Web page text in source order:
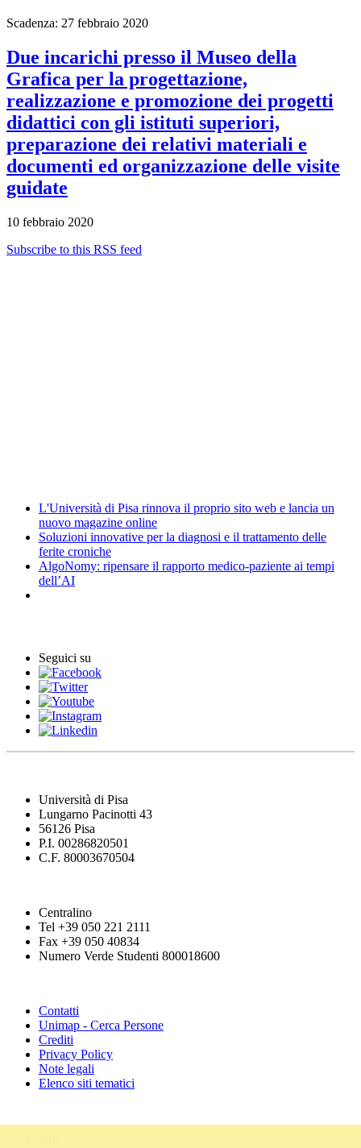
Scadenza: 27 febbraio 2020
Due incarichi presso il Museo della
Grafica per la progettazione,
realizzazione e promozione dei progetti
didattici con gli istituti superiori,
preparazione dei relativi materiali e
documenti ed organizzazione delle visite
guidate
10 febbraio 2020
Subscribe to this RSS feed
L'Università di Pisa rinnova il proprio sito web e lancia un
nuovo magazine online
Soluzioni innovative per la diagnosi e il trattamento delle
ferite croniche
AlgoNomy: ripensare il rapporto medico-paziente ai tempi
dell’AI
Seguici su
Università di Pisa
Lungarno Pacinotti 43
56126 Pisa
P.I. 00286820501
C.F. 80003670504
Centralino
Tel +39 050 221 2111
Fax +39 050 40834
Numero Verde Studenti 800018600
Contatti
Unimap - Cerca Persone
Crediti
Privacy Policy
Note legali
Elenco siti tematici